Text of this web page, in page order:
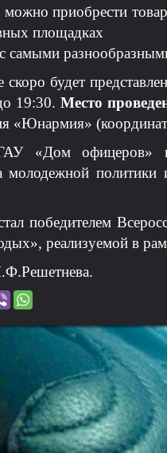
можно приобрести
площадках
самыми
скоро будет
19:30. Место
«Юнармия»
«Дом офицеров»
молодежной политики
победителем
реализуемой в